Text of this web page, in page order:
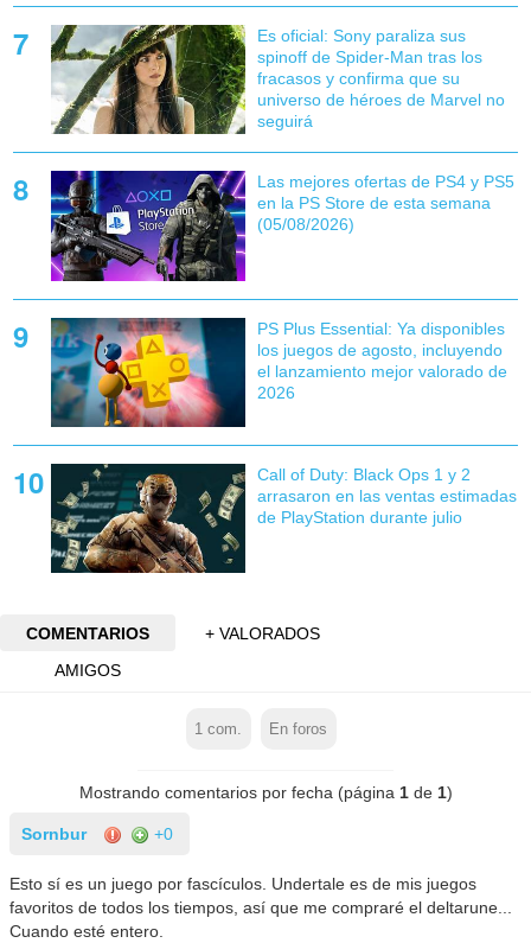
Es oficial: Sony paraliza sus
spinoff de Spider-Man tras los
fracasos y confirma que su
universo de héroes de Marvel no
seguirá
Las mejores ofertas de PS4 y PS5
en la PS Store de esta semana
(05/08/2026)
PS Plus Essential: Ya disponibles
los juegos de agosto, incluyendo
el lanzamiento mejor valorado de
2026
Call of Duty: Black Ops 1 y 2
arrasaron en las ventas estimadas
de PlayStation durante julio
COMENTARIOS
+ VALORADOS
AMIGOS
1 com. En foros
Mostrando comentarios por fecha (página 1de 1)
Sornbur +0
Esto sí es un juego por fascículos. Undertale es de mis juegos
favoritos de todos los tiempos, así que me compraré el deltarune...
Cuando esté entero.